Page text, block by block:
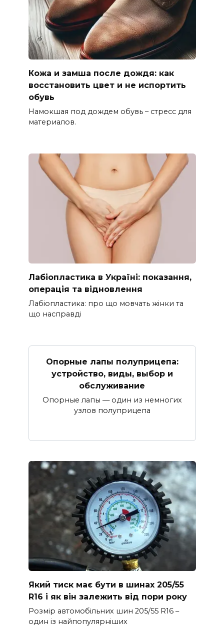
Кожа и замша после дождя: как
восстановить цвет и не испортить
обувь
Намокшая под дождем обувь – стресс для
материалов.
Лабіопластика в Україні: показання,
операція та відновлення
Лабіопластика: про що мовчать жінки та
що насправді
Опорные лапы полуприцепа:
устройство, виды, выбор и
обслуживание
Опорные лапы — один из немногих
узлов полуприцепа
Який тиск має бути в шинах 205/55
R16 і як він залежить від пори року
Розмір автомобільних шин 205/55 R16 –
один із найпопулярніших